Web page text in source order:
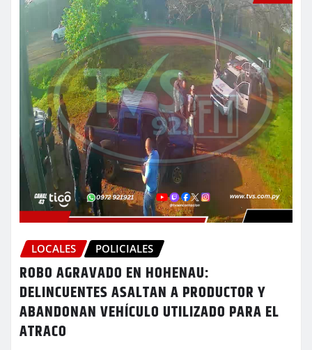
LOCALES POLICIALES
ROBO AGRAVADO EN HOHENAU:
DELINCUENTES ASALTAN A PRODUCTOR Y
ABANDONAN VEHÍCULO UTILIZADO PARA EL
ATRACO